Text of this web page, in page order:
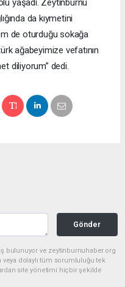
yaşadı. Zeytinburnu
da kıymetini
de oturduğu sokağa
ağabeyimize vefatının
diliyorum” dedi.
Gönder
bulunuyor ve zeytinburnuhaber.org
veya dolaylı tüm sorumluluğu tek
site yönetimi hiçbir şekilde